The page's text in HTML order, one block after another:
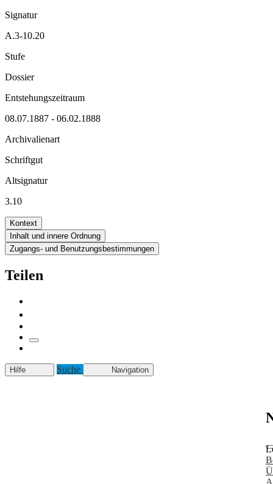
Signatur
A.3-10.20
Stufe
Dossier
Entstehungszeitraum
08.07.1887 - 06.02.1888
Archivalienart
Schriftgut
Altsignatur
3.10
Kontext
Inhalt und innere Ordnung
Zugangs- und Benutzungsbestimmungen
Teilen
Hilfe Suche Navigation